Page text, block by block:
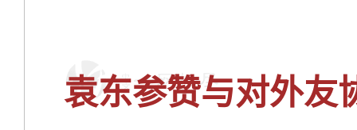
袁东参赞与对外友